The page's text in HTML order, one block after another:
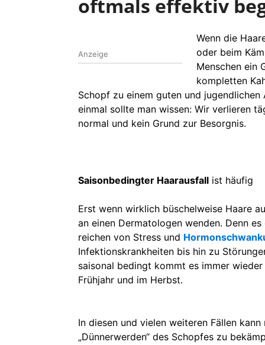
oftmals effektiv
Anzeige
Wenn die
oder beim
Menschen ein
kompletten
Schopf zu einem guten und
einmal sollte man wissen: Wir verlieren
normal und kein Grund zur Besorgnis.
Saisonbedingter Haarausfall ist häufig
Erst wenn wirklich büschelweise Haare
an einen Dermatologen wenden. Denn
reichen von Stress und
Infektionskrankheiten bis hin zu
saisonal bedingt kommt es immer
Frühjahr und im Herbst.
In diesen und vielen weiteren Fällen
„Dünnerwerden“ des Schopfes zu